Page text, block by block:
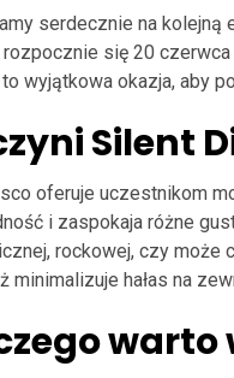
serdecznie na kolejną
się 20
wyjątkowa okazja, aby
Silent
oferuje uczestnikom
i zaspokaja różne
rockowej, czy może
minimalizuje hałas na
warto